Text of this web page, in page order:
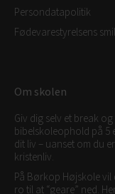
Om skolen
Giv dig selv et break
bibelskoleophold på 5
dit liv – uanset om du
kristenliv.
På Børkop Højskole
ro til at “geare” ned.
Persondatapolitik
Fødevarestyrelsens